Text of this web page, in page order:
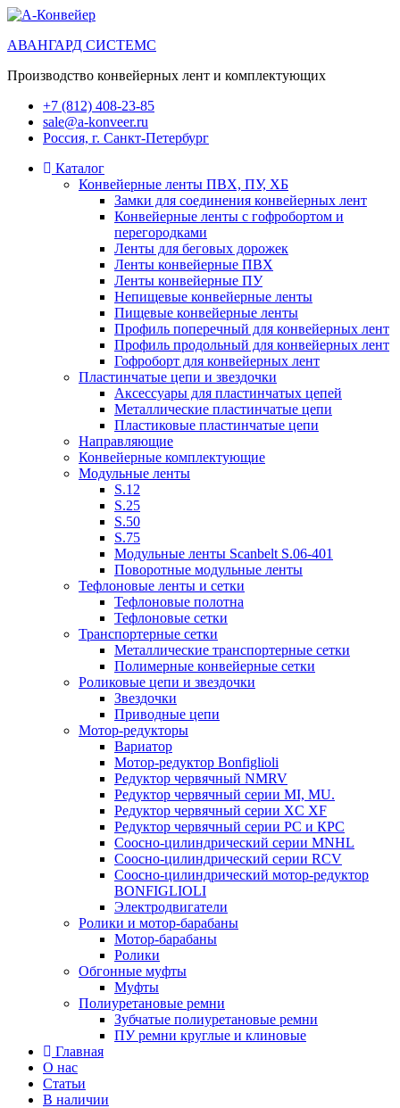
АВАНГАРД СИСТЕМС
Производство конвейерных лент и комплектующих
+7 (812) 408-23-85
sale@a-konveer.ru
Россия, г. Санкт-Петербург
Каталог
Конвейерные ленты ПВХ, ПУ, ХБ
Замки для соединения конвейерных лент
Конвейерные ленты с гофробортом и
перегородками
Ленты для беговых дорожек
Ленты конвейерные ПВХ
Ленты конвейерные ПУ
Непищевые конвейерные ленты
Пищевые конвейерные ленты
Профиль поперечный для конвейерных лент
Профиль продольный для конвейерных лент
Гофроборт для конвейерных лент
Пластинчатые цепи и звездочки
Аксессуары для пластинчатых цепей
Металлические пластинчатые цепи
Пластиковые пластинчатые цепи
Направляющие
Конвейерные комплектующие
Модульные ленты
S.12
S.25
S.50
S.75
Модульные ленты Scanbelt S.06-401
Поворотные модульные ленты
Тефлоновые ленты и сетки
Тефлоновые полотна
Тефлоновые сетки
Транспортерные сетки
Металлические транспортерные сетки
Полимерные конвейерные сетки
Роликовые цепи и звездочки
Звездочки
Приводные цепи
Мотор-редукторы
Вариатор
Мотор-редуктор Bonfiglioli
Редуктор червячный NMRV
Редуктор червячный серии MI, MU.
Редуктор червячный серии XC XF
Редуктор червячный серии РС и КРС
Соосно-цилиндрический серии MNHL
Соосно-цилиндрический серии RCV
Соосно-цилиндрический мотор-редуктор
BONFIGLIOLI
Электродвигатели
Ролики и мотор-барабаны
Мотор-барабаны
Ролики
Обгонные муфты
Муфты
Полиуретановые ремни
Зубчатые полиуретановые ремни
ПУ ремни круглые и клиновые
Главная
О нас
Статьи
В наличии